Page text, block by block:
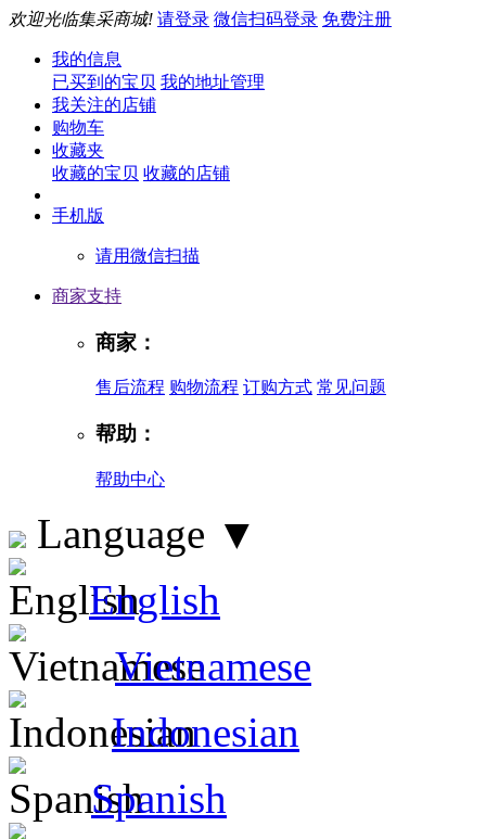
欢迎光临集采商城! 请登录 微信扫码登录 免费注册
我的信息
已买到的宝贝 我的地址管理
我关注的店铺
购物车
收藏夹
收藏的宝贝 收藏的店铺
手机版
请用微信扫描
商家支持
商家：
售后流程 购物流程 订购方式 常见问题
帮助：
帮助中心
Language ▼
English
Vietnamese
Indonesian
Spanish